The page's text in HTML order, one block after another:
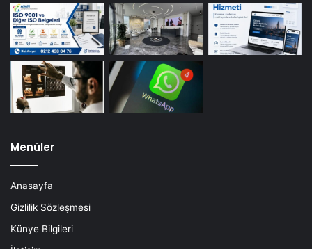
Menüler
Anasayfa
Gizlilik Sözleşmesi
Künye Bilgileri